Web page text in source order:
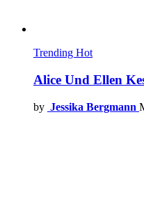
Trending Hot
Alice Und Ellen
by Jessika Bergmann